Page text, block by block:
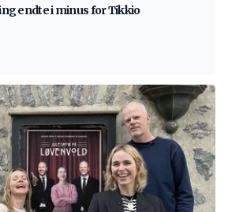
endte i minus for Tikkio